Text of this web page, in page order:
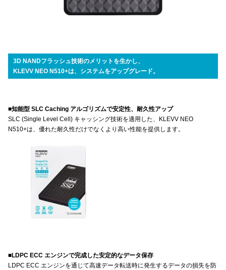
3D NANDフラッシュ技術のメリットを生かし、
KLEVV NEO N510+は、システムをアップグレード。
■知能型 SLC Caching アルゴリズムで安定性、耐久性アップ
SLC (Single Level Cell) キャッシング技術を適用した、KLEVV NEO
N510+は、優れた耐久性だけでなくより高い性能を提供します。
■LDPC ECC エンジンで完成した安定的なデータ保存
LDPC ECC エンジンを通じて高速データ転送時に発生するデータの損失を防